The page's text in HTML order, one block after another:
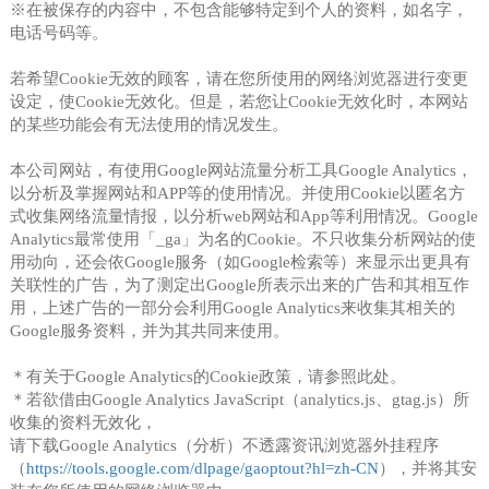
※在被保存的内容中，不包含能够特定到个人的资料，如名字，
电话号码等。
若希望Cookie无效的顾客，请在您所使用的网络浏览器进行变更
设定，使Cookie无效化。但是，若您让Cookie无效化时，本网站
的某些功能会有无法使用的情况发生。
本公司网站，有使用Google网站流量分析工具Google Analytics，
以分析及掌握网站和APP等的使用情况。并使用Cookie以匿名方
式收集网络流量情报，以分析web网站和App等利用情况。Google
Analytics最常使用「_ga」为名的Cookie。不只收集分析网站的使
用动向，还会依Google服务（如Google检索等）来显示出更具有
关联性的广告，为了测定出Google所表示出来的广告和其相互作
用，上述广告的一部分会利用Google Analytics来收集其相关的
Google服务资料，并为其共同来使用。
＊有关于Google Analytics的Cookie政策，请参照此处。
＊若欲借由Google Analytics JavaScript（analytics.js、gtag.js）所
收集的资料无效化，
请下载Google Analytics（分析）不透露资讯浏览器外挂程序
（https://tools.google.com/dlpage/gaoptout?hl=zh-CN），并将其安